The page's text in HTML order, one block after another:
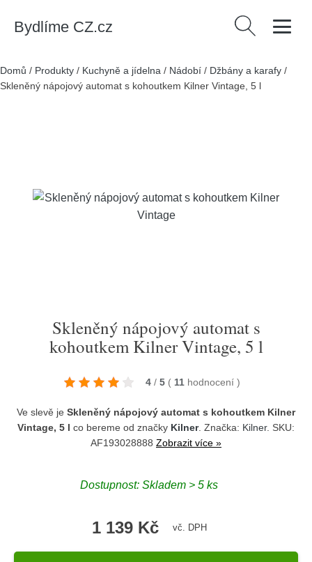
Bydlíme CZ.cz Vyhledávání
Domů / Produkty / Kuchyně a jídelna / Nádobí / Džbány a karafy /
Skleněný nápojový automat s kohoutkem Kilner Vintage, 5 l
Skleněný nápojový automat s
kohoutkem Kilner Vintage, 5 l
4 / 5 ( 11 hodnocení )
Ve slevě je Skleněný nápojový automat s kohoutkem Kilner
Vintage, 5 l co bereme od značky Kilner. Značka: Kilner. SKU:
AF193028888 Zobrazit více »
Dostupnost: Skladem > 5 ks
1 139 Kč vč. DPH